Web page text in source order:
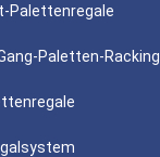
Palettenregale
Paletten-Racking